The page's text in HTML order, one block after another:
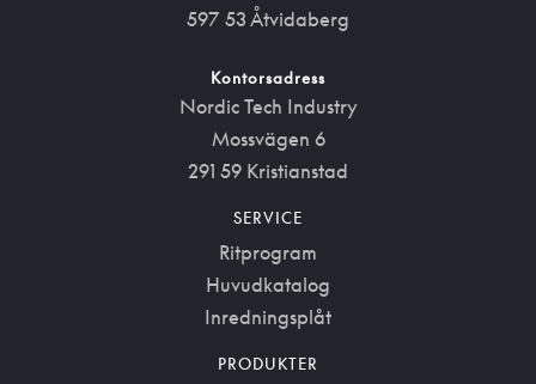
597 53 Åtvidaberg
Kontorsadress
Nordic Tech Industry
Mossvägen 6
291 59 Kristianstad
SERVICE
Ritprogram
Huvudkatalog
Inredningsplåt
PRODUKTER